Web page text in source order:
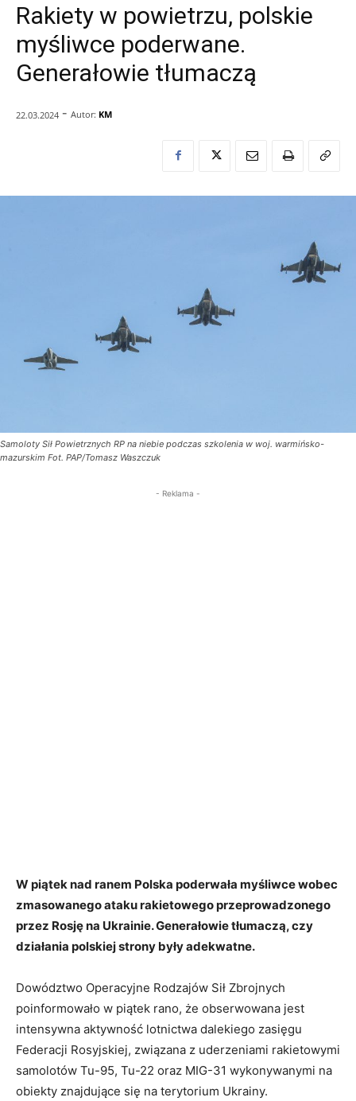
Rakiety w powietrzu, polskie
myśliwce poderwane.
Generałowie tłumaczą
22.03.2024 - Autor: KM
Samoloty Sił Powietrznych RP na niebie podczas szkolenia w woj. warmińsko-
mazurskim Fot. PAP/Tomasz Waszczuk
- Reklama -
W piątek nad ranem Polska poderwała myśliwce wobec
zmasowanego ataku rakietowego przeprowadzonego
przez Rosję na Ukrainie. Generałowie tłumaczą, czy
działania polskiej strony były adekwatne.
Dowództwo Operacyjne Rodzajów Sił Zbrojnych
poinformowało w piątek rano, że obserwowana jest
intensywna aktywność lotnictwa dalekiego zasięgu
Federacji Rosyjskiej, związana z uderzeniami rakietowymi
samolotów Tu-95, Tu-22 oraz MIG-31 wykonywanymi na
obiekty znajdujące się na terytorium Ukrainy.